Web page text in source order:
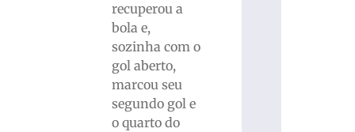
recuperou a
bola e,
sozinha com o
gol aberto,
marcou seu
segundo gol e
o quarto do